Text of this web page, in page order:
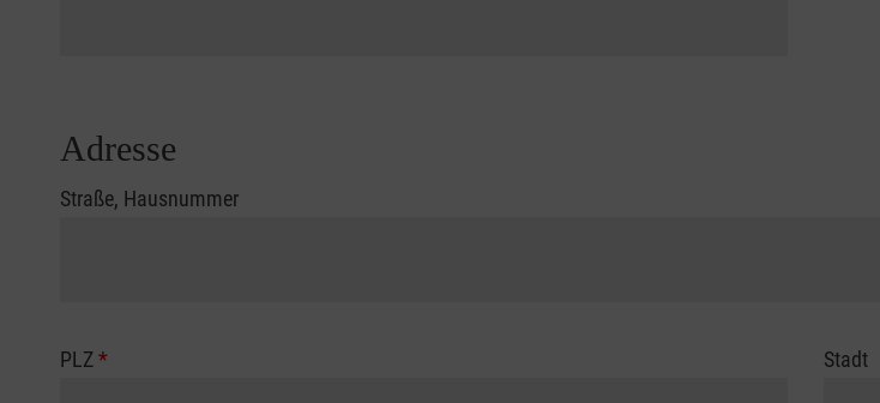
Adresse
Straße, Hausnummer
PLZ* Stadt